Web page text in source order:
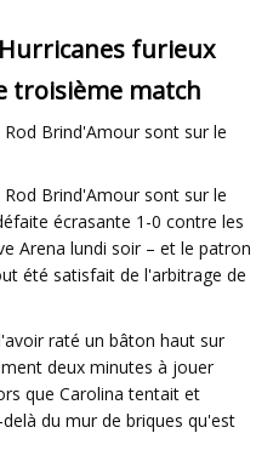
furieux
troisième match
Brind'Amour sont sur le
Brind'Amour sont sur le
écrasante 1-0 contre les
Arena lundi soir – et le patron
été satisfait de l'arbitrage de
raté un bâton haut sur
deux minutes à jouer
que Carolina tentait et
du mur de briques qu'est